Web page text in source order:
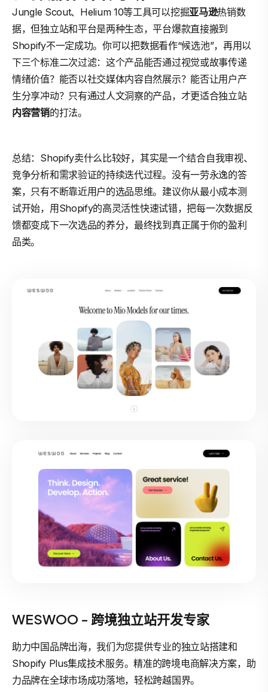
Jungle Scout、Helium 10等工具可以挖掘亚马逊热销数
据，但独立站和平台是两种生态，平台爆款直接搬到
Shopify不一定成功。你可以把数据看作“候选池”，再用以
下三个标准二次过滤：这个产品能否通过视觉或故事传递
情绪价值？能否以社交媒体内容自然展示？能否让用户产
生分享冲动？只有通过人文洞察的产品，才更适合独立站
内容营销的打法。
总结：Shopify卖什么比较好，其实是一个结合自我审视、
竞争分析和需求验证的持续迭代过程。没有一劳永逸的答
案，只有不断靠近用户的选品思维。建议你从最小成本测
试开始，用Shopify的高灵活性快速试错，把每一次数据反
馈都变成下一次选品的养分，最终找到真正属于你的盈利
品类。
WESWOO - 跨境独立站开发专家
助力中国品牌出海，我们为您提供专业的独立站搭建和
Shopify Plus集成技术服务。精准的跨境电商解决方案，助
力品牌在全球市场成功落地，轻松跨越国界。